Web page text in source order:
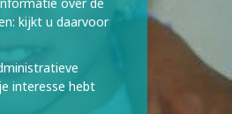
kijkt u daarvoor
interesse hebt